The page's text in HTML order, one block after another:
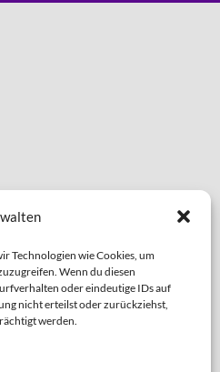
Technologien wie Cookies, um
Wenn du diesen
oder eindeutige IDs auf
nicht erteilst oder zurückziehst,
werden.